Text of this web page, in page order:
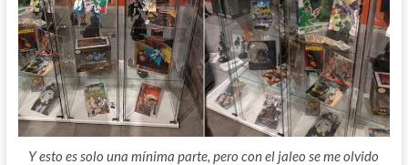
Y esto es solo una mínima parte, pero con el jaleo se me olvido